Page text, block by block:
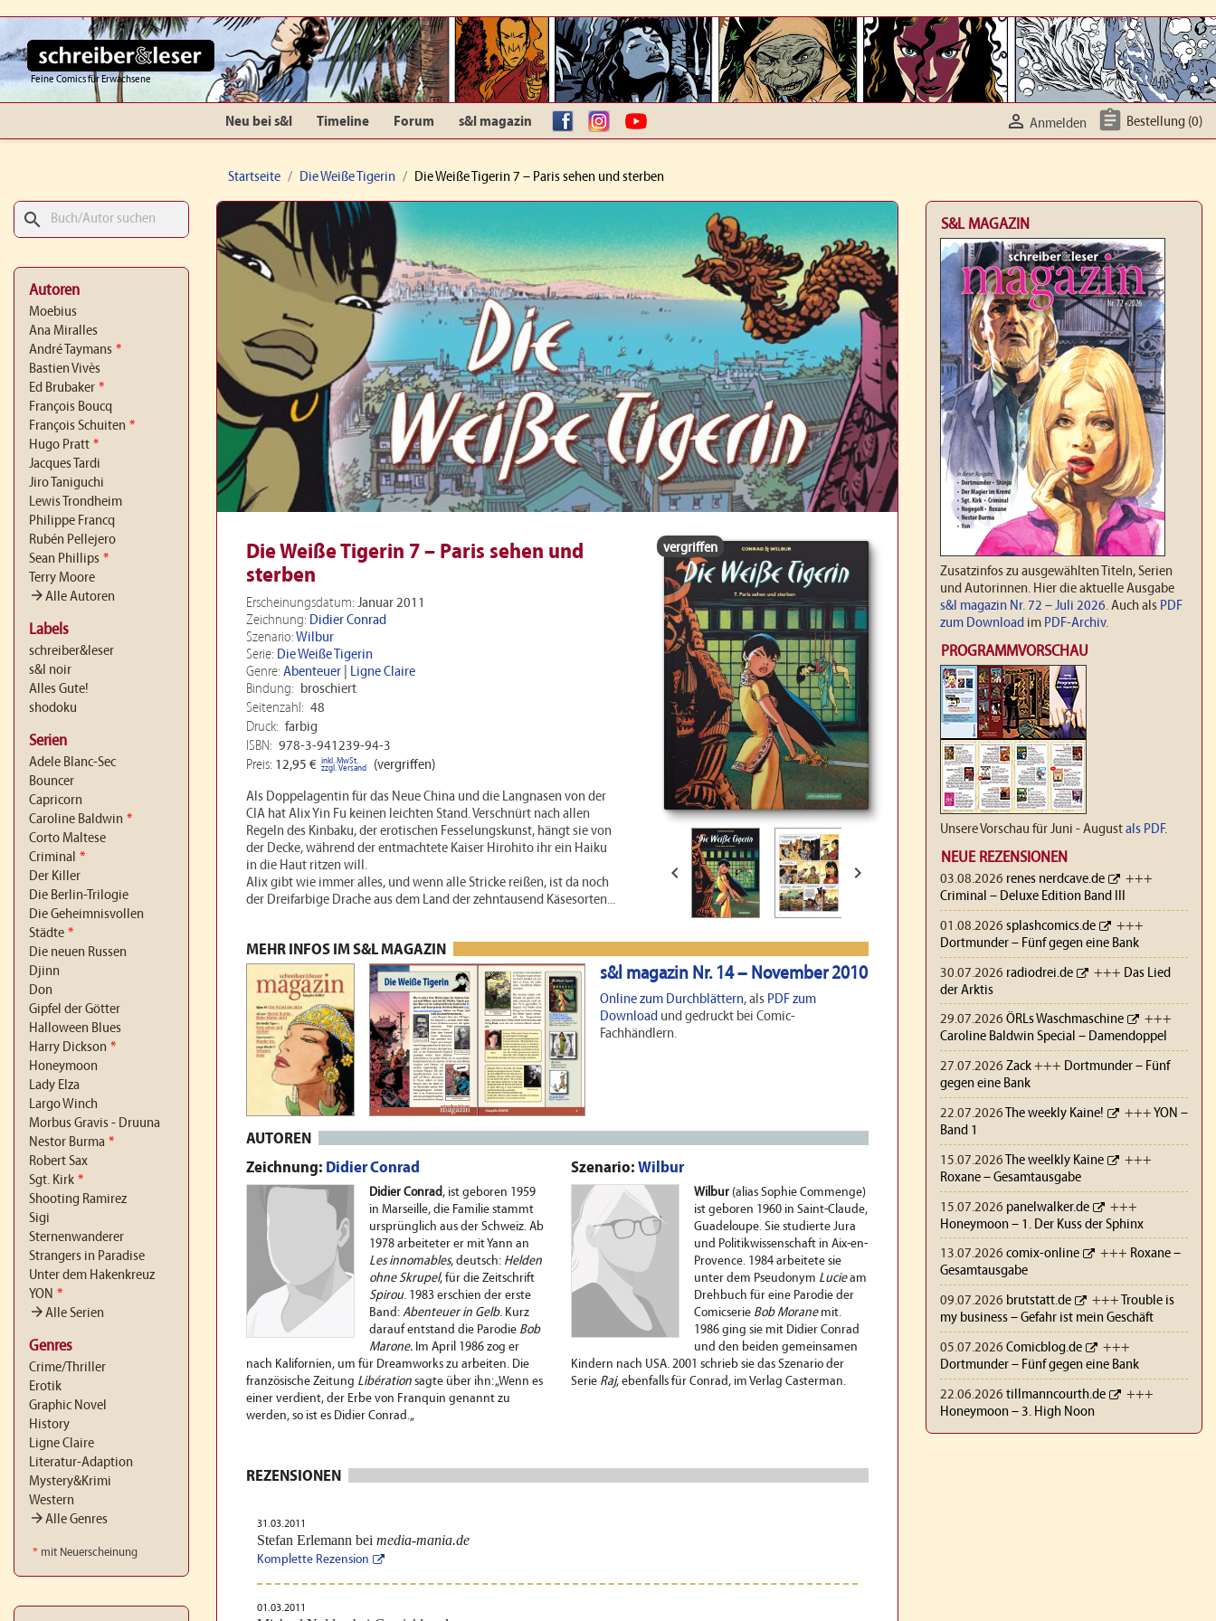
Feine Comics für Erwachsene
Neu bei s&l Timeline Forum s&l magazin facebookInstagramYouTube  Anmelden  Bestellung (0)
Startseite Die Weiße Tigerin Die Weiße Tigerin 7 – Paris sehen und sterben
search
Autoren
Moebius
Ana Miralles
André Taymans *
Bastien Vivès
Ed Brubaker *
François Boucq
François Schuiten *
Hugo Pratt *
Jacques Tardi
Jiro Taniguchi
Lewis Trondheim
Philippe Francq
Rubén Pellejero
Sean Phillips *
Terry Moore
arrow_forwardAlle Autoren
Labels
schreiber&leser
s&l noir
Alles Gute!
shodoku
Serien
Adele Blanc-Sec
Bouncer
Capricorn
Caroline Baldwin *
Corto Maltese
Criminal *
Der Killer
Die Berlin-Trilogie
Die Geheimnisvollen
Städte *
Die neuen Russen
Djinn
Don
Gipfel der Götter
Halloween Blues
Harry Dickson *
Honeymoon
Lady Elza
Largo Winch
Morbus Gravis - Druuna
Nestor Burma *
Robert Sax
Sgt. Kirk *
Shooting Ramirez
Sigi
Sternenwanderer
Strangers in Paradise
Unter dem Hakenkreuz
YON *
arrow_forwardAlle Serien
Genres
Crime/Thriller
Erotik
Graphic Novel
History
Ligne Claire
Literatur-Adaption
Mystery&Krimi
Western
arrow_forwardAlle Genres
* mit Neuerscheinung
vergriffen
 
Die Weiße Tigerin 7 – Paris sehen und
sterben
Erscheinungsdatum: Januar 2011
Zeichnung: Didier Conrad
Szenario:Wilbur
Serie: Die Weiße Tigerin
Genre: Abenteuer
Ligne Claire
Bindung:
broschiert
Seitenzahl: 48
Druck: farbig
ISBN: 978-3-941239-94-3
Preis: 12,95 € inkl. MwSt.
zzgl. Versand (vergriffen)
Als Doppelagentin für das Neue China und die Langnasen von der
CIA hat Alix Yin Fu keinen leichten Stand. Verschnürt nach allen
Regeln des Kinbaku, der erotischen Fesselungskunst, hängt sie von
der Decke, während der entmachtete Kaiser Hirohito ihr ein Haiku
in die Haut ritzen will.
Alix gibt wie immer alles, und wenn alle Stricke reißen, ist da noch
der Dreifarbige Drache aus dem Land der zehntausend Käsesorten...
MEHR INFOS IM S&L MAGAZIN
s&l magazin Nr. 14 – November 2010
Online zum Durchblättern, als PDF zum
Download und gedruckt bei Comic-
Fachhändlern.
AUTOREN
Zeichnung: Didier Conrad
Didier Conrad, ist geboren 1959
in Marseille, die Familie stammt
ursprünglich aus der Schweiz. Ab
1978 arbeiteter er mit Yann an
Les innomables, deutsch: Helden
ohne Skrupel, für die Zeitschrift
Spirou. 1983 erschien der erste
Band: Abenteuer in Gelb. Kurz
darauf entstand die Parodie Bob
Marone. Im April 1986 zog er
nach Kalifornien, um für Dreamworks zu arbeiten. Die
französische Zeitung Libération sagte über ihn: „Wenn es
einer verdient, der Erbe von Franquin genannt zu
werden, so ist es Didier Conrad.„
Szenario: Wilbur
Wilbur(alias Sophie Commenge)
ist geboren 1960 in Saint-Claude,
Guadeloupe. Sie studierte Jura
und Politikwissenschaft in Aix-en-
Provence. 1984 arbeitete sie
unter dem Pseudonym Lucieam
Drehbuch für eine Parodie der
Comicserie Bob Moranemit.
1986 ging sie mit Didier Conrad
und den beiden gemeinsamen
Kindern nach USA. 2001 schrieb sie das Szenario der
Serie Raj, ebenfalls für Conrad, im Verlag Casterman.
REZENSIONEN
31.03.2011
Stefan Erlemann bei media-mania.de
Komplette Rezension
01.03.2011
S&L MAGAZIN
Zusatzinfos zu ausgewählten Titeln, Serien
und Autorinnen. Hier die aktuelle Ausgabe
s&l magazin Nr. 72 – Juli 2026. Auch als PDF
zum Download im PDF-Archiv.
PROGRAMMVORSCHAU
Unsere Vorschau für Juni - Augustals PDF.
NEUE REZENSIONEN
03.08.2026 renes nerdcave.de
+++
Criminal – Deluxe Edition Band III
01.08.2026 splashcomics.de
+++
Dortmunder – Fünf gegen eine Bank
30.07.2026 radiodrei.de +++ Das Lied
der Arktis
29.07.2026 ÖRLs Waschmaschine
+++
Caroline Baldwin Special – Damendoppel
27.07.2026 Zack+++ Dortmunder – Fünf
gegen eine Bank
22.07.2026 The weekly Kaine! +++YON –
Band 1
15.07.2026 The weelkly Kaine
+++
Roxane – Gesamtausgabe
15.07.2026 panelwalker.de
+++
Honeymoon – 1. Der Kuss der Sphinx
13.07.2026 comix-online +++ Roxane –
Gesamtausgabe
09.07.2026 brutstatt.de +++
Trouble is
my business – Gefahr ist mein Geschäft
05.07.2026 Comicblog.de
+++
Dortmunder – Fünf gegen eine Bank
22.06.2026 tillmanncourth.de
+++
Honeymoon – 3. High Noon